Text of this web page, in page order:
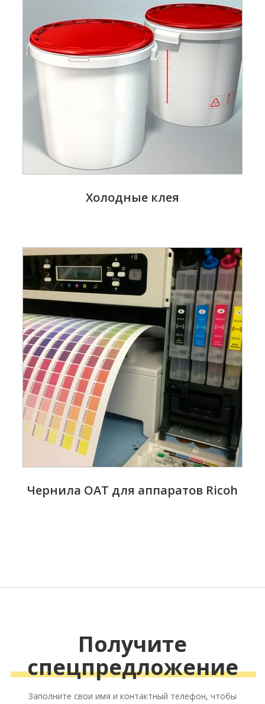
Холодные клея
Чернила OAT для аппаратов Ricoh
Получите
спецпредложение
Заполните свои имя и контактный телефон, чтобы